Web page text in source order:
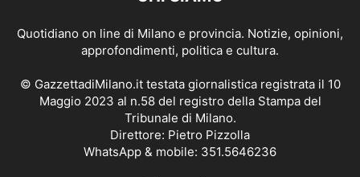
Quotidiano on line di Milano e provincia. Notizie, opinioni,
approfondimenti, politica e cultura.
© GazzettadiMilano.it testata giornalistica registrata il 10
Maggio 2023 al n.58 del registro della Stampa del
Tribunale di Milano.
Direttore: Pietro Pizzolla
WhatsApp & mobile: 351.5646236